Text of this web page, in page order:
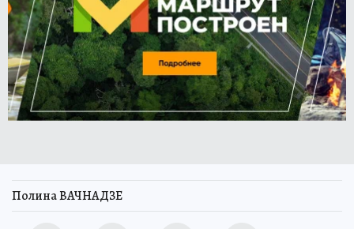
Полина ВАЧНАДЗЕ